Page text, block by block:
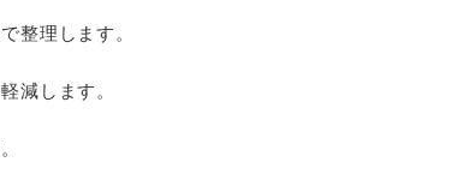
整理します。
減します。